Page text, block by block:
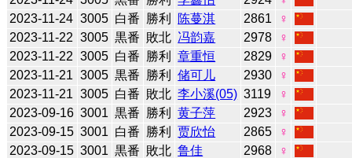
2023-11-24 3005 白番 勝利 陈蔓淇 2861
♀
2023-11-22 3005 黒番 敗北 冯韵嘉 2978
♀
2023-11-22 3005 白番 勝利 章重恒 2829
♀
2023-11-21 3005 黒番 勝利 储可儿 2930
♀
2023-11-21 3005 白番 敗北 李小溪(05) 3119
♀
2023-09-16 3001 黒番 勝利 黄子萍 2923
♀
2023-09-15 3001 白番 勝利 贾欣怡 2865
♀
2023-09-15 3001 黒番 敗北 鲁佳 2968
♀